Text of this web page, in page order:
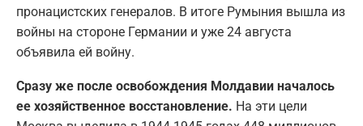
пронацистских генералов. В итоге Румыния вышла из
войны на стороне Германии и уже 24 августа
объявила ей войну.
Сразу же после освобождения Молдавии началось
ее хозяйственное восстановление. На эти цели